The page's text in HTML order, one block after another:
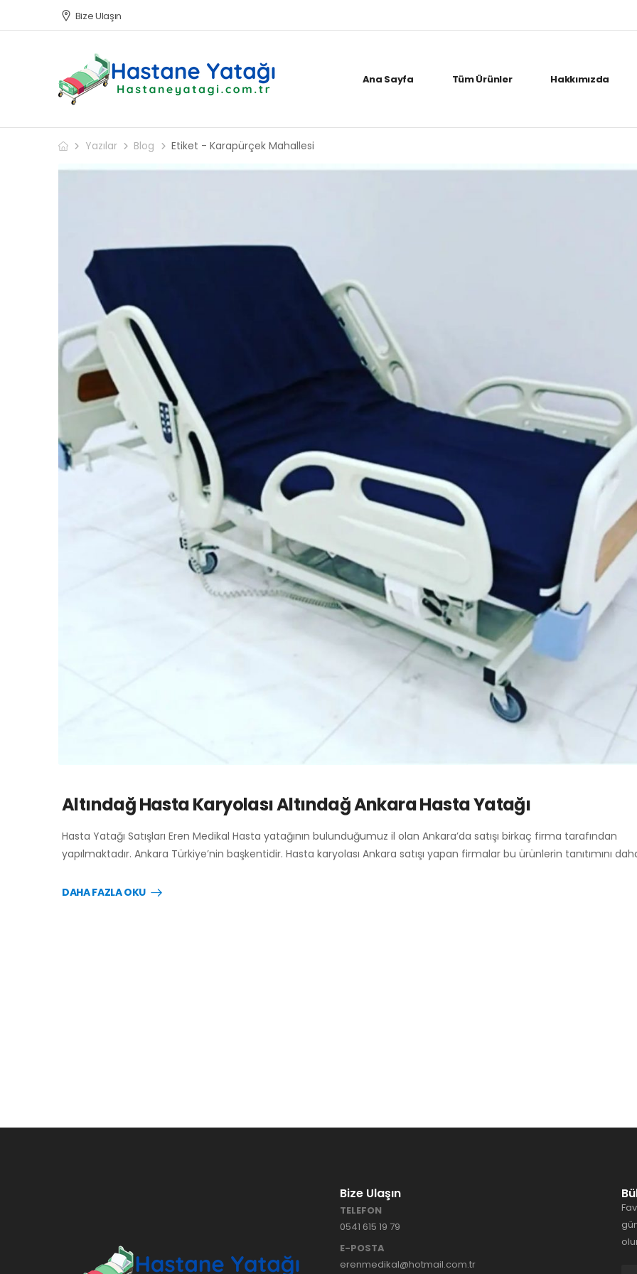
Bize Ulaşın
Ana Sayfa Tüm Ürünler Hakkımızda
Yazılar Blog Etiket - Karapürçek Mahallesi
Altındağ Hasta Karyolası Altındağ Ankara Hasta Yatağı
Hasta Yatağı Satışları Eren Medikal Hasta yatağının bulunduğumuz il olan Ankara’da satışı birkaç firma tarafından
yapılmaktadır. Ankara Türkiye’nin başkentidir. Hasta karyolası Ankara satışı yapan firmalar bu ürünlerin tanıtımını
DAHA FAZLA OKU
Bize Ulaşın
TELEFON
0541 615 19 79
E-POSTA
erenmedikal@hotmail.com.tr